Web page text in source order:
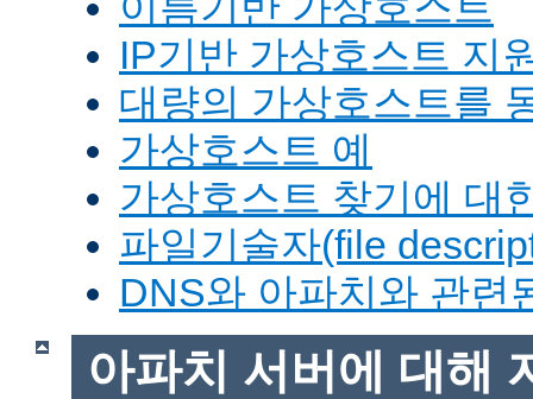
IP기반 가상호스트 지
대량의 가상호스트를
가상호스트 예
가상호스트 찾기에 대
파일기술자(file
DNS와 아파치와 관련
아파치 서버에 대해